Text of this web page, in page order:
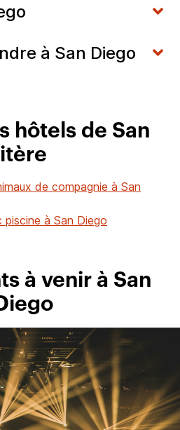
à San Diego
hôtels de San
de compagnie à San
à San Diego
à venir à San